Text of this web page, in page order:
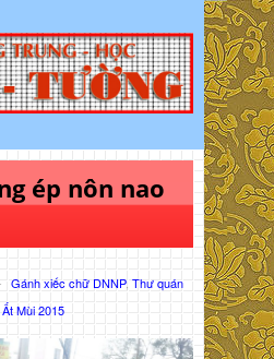
ép nôn nao
Gánh xiếc chữ DNNP, Thư quán
Mùi 2015